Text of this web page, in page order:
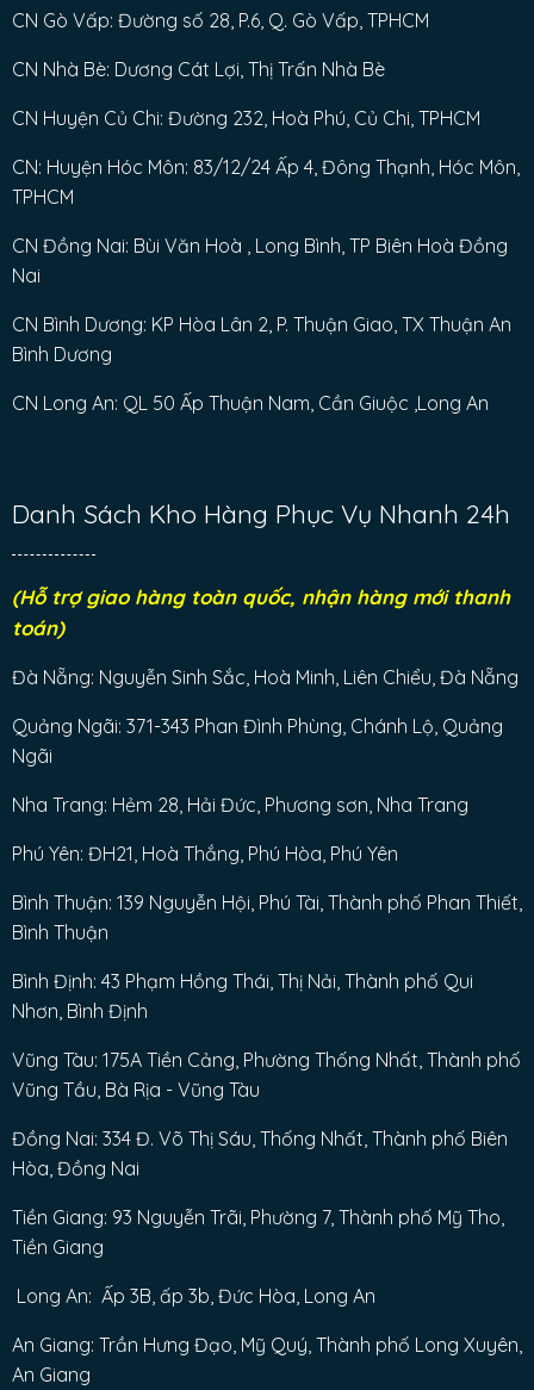
CN Gò Vấp: Đường số 28, P.6, Q. Gò Vấp, TPHCM
CN Nhà Bè: Dương Cát Lợi, Thị Trấn Nhà Bè
CN Huyện Củ Chi: Đường 232, Hoà Phú, Củ Chi, TPHCM
CN: Huyện Hóc Môn: 83/12/24 Ấp 4, Đông Thạnh, Hóc Môn,
TPHCM
CN Đồng Nai: Bùi Văn Hoà , Long Bình, TP Biên Hoà Đồng
Nai
CN Bình Dương: KP Hòa Lân 2, P. Thuận Giao, TX Thuận An
Bình Dương
CN Long An: QL 50 Ấp Thuận Nam, Cần Giuộc ,Long An
Danh Sách Kho Hàng Phục Vụ Nhanh 24h
(Hỗ trợ giao hàng toàn quốc, nhận hàng mới thanh
toán)
Đà Nẵng: Nguyễn Sinh Sắc, Hoà Minh, Liên Chiểu, Đà Nẵng
Quảng Ngãi: 371-343 Phan Đình Phùng, Chánh Lộ, Quảng
Ngãi
Nha Trang: Hẻm 28, Hải Đức, Phương sơn, Nha Trang
Phú Yên: ĐH21, Hoà Thắng, Phú Hòa, Phú Yên
Bình Thuận: 139 Nguyễn Hội, Phú Tài, Thành phố Phan Thiết,
Bình Thuận
Bình Định: 43 Phạm Hồng Thái, Thị Nải, Thành phố Qui
Nhơn, Bình Định
Vũng Tàu: 175A Tiền Cảng, Phường Thống Nhất, Thành phố
Vũng Tầu, Bà Rịa - Vũng Tàu
Đồng Nai: 334 Đ. Võ Thị Sáu, Thống Nhất, Thành phố Biên
Hòa, Đồng Nai
Tiền Giang: 93 Nguyễn Trãi, Phường 7, Thành phố Mỹ Tho,
Tiền Giang
Long An: Ấp 3B, ấp 3b, Đức Hòa, Long An
An Giang: Trần Hưng Đạo, Mỹ Quý, Thành phố Long Xuyên,
An Giang